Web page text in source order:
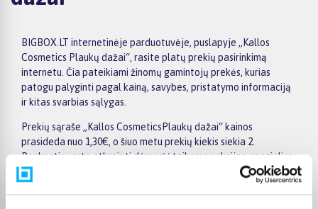
BIGBOX.LT internetinėje parduotuvėje, puslapyje „Kallos
Cosmetics Plaukų dažai“, rasite platų prekių pasirinkimą
internetu. Čia pateikiami žinomų gamintojų prekės, kurias
patogu palyginti pagal kainą, savybes, pristatymo informaciją
ir kitas svarbias sąlygas.
Prekių sąraše „Kallos CosmeticsPlaukų dažai“ kainos
prasideda nuo 1,30€, o šiuo metu prekių kiekis siekia 2.
Renkantis verta atkreipti dėmesį į taikomas akcijas, specialius
pasiūlymus, techninius parametrus bei papildomas pirkimo
sąlygas, kad būtų lengviau išsirinkti geriausiai jūsų poreikius